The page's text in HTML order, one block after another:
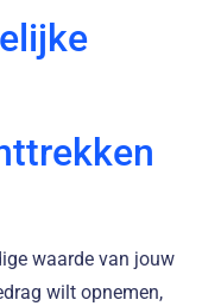
waarde van jouw
wilt opnemen,